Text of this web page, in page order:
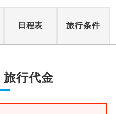
日程表 旅行条件
旅行代金